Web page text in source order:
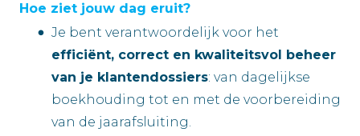
Hoe ziet jouw dag eruit?
Je bent verantwoordelijk voor het
efficiënt, correct en kwaliteitsvol beheer
van je klantendossiers: van dagelijkse
boekhouding tot en met de voorbereiding
van de jaarafsluiting.